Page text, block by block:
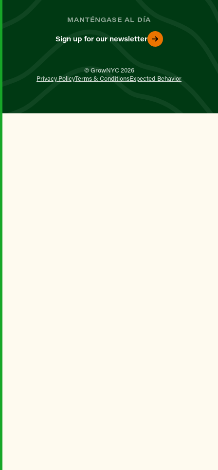
MANTÉNGASE AL DÍA
Sign up for our newsletter
© GrowNYC 2026
Privacy PolicyTerms & ConditionsExpected Behavior